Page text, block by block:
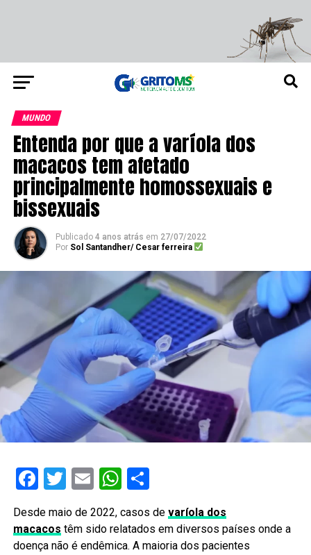
MUNDO
Entenda por que a varíola dos
macacos tem afetado
principalmente homossexuais e
bissexuais
Publicado 4 anos atrás em 27/07/2022
Por Sol Santandher/ Cesar ferreira
Facebook
Twitter
EmailWhatsApp
Desde maio de 2022, casos de varíola dos
macacos têm sido relatados em diversos países onde a
doença não é endêmica. A maioria dos pacientes